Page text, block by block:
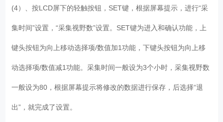
(4）、按LCD屏下的轻触按钮，SET键，根据屏幕提示，进行“采
集时间”设置，“采集视野数”设置。SET键为进入和确认功能，上
键头按钮为向上移动选择项/数值加1功能，下键头按钮为向上移
动选择项/数值减1功能。采集时间一般设为3个小时，采集视野数
一般设为80，根据屏幕提示将修改的数据进行保存，后选择“退
出”，就完成了设置。